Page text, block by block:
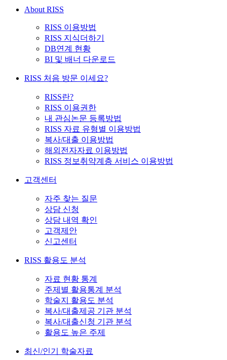
About RISS
RISS 이용방법
RISS 지식더하기
DB연계 현황
BI 및 배너 다운로드
RISS 처음 방문 이세요?
RISS란?
RISS 이용권한
내 관심논문 등록방법
RISS 자료 유형별 이용방법
복사/대출 이용방법
해외전자자료 이용방법
RISS 정보취약계층 서비스 이용방법
고객센터
자주 찾는 질문
상담 신청
상담 내역 확인
고객제안
신고센터
RISS 활용도 분석
자료 현황 통계
주제별 활용통계 분석
학술지 활용도 분석
복사/대출제공 기관 분석
복사/대출신청 기관 분석
활용도 높은 주제
최신/인기 학술자료